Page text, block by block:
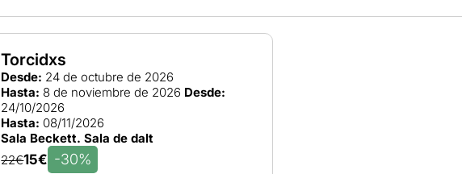
Torcidxs
Desde: 24 de octubre de 2026
Hasta: 8 de noviembre de 2026 Desde:
24/10/2026
Hasta: 08/11/2026
Sala Beckett. Sala de dalt
22€15€ -30%